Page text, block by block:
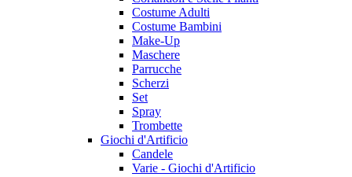
Costume Adulti
Costume Bambini
Make-Up
Maschere
Parrucche
Scherzi
Set
Spray
Trombette
Giochi d'Artificio
Candele
Varie - Giochi d'Artificio